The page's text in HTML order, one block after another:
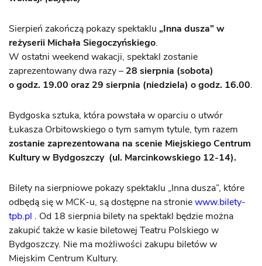
Sierpień zakończą pokazy spektaklu „Inna dusza” w
reżyserii Michała Siegoczyńskiego.
W ostatni weekend wakacji, spektakl zostanie
zaprezentowany dwa razy – 28 sierpnia (sobota)
o godz. 19.00 oraz 29 sierpnia (niedziela) o godz. 16.00.
Bydgoska sztuka, która powstała w oparciu o utwór
Łukasza Orbitowskiego o tym samym tytule, tym razem
zostanie zaprezentowana na scenie Miejskiego Centrum
Kultury w Bydgoszczy (ul. Marcinkowskiego 12-14).
Bilety na sierpniowe pokazy spektaklu „Inna dusza”, które
odbędą się w MCK-u, są dostępne na stroniewww.bilety-
tpb.pl . Od 18 sierpnia bilety na spektakl będzie można
zakupić także w kasie biletowej Teatru Polskiego w
Bydgoszczy. Nie ma możliwości zakupu biletów w
Miejskim Centrum Kultury.